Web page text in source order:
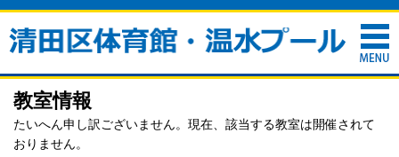
教室情報
たいへん申し訳ございません。現在、該当する教室は開催されて
おりません。